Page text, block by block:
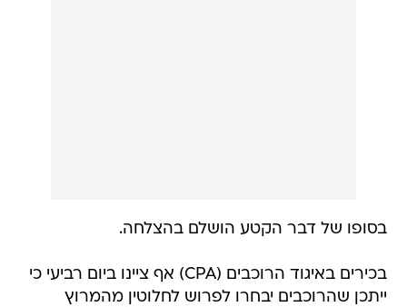
בסופו של דבר הקטע הושלם בהצלחה.
בכירים באיגוד הרוכבים (CPA) אף ציינו ביום רביעי כי
ייתכן שהרוכבים יבחרו לפרוש לחלוטין מהמרוץ